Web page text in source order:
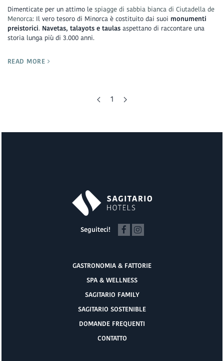
Dimenticate per un attimo le spiagge di sabbia bianca di Ciutadella de
Menorca: Il vero tesoro di Minorca è costituito dai suoi monumenti
preistorici. Navetas, talayots e taulas aspettano di raccontare una
storia lunga più di 3.000 anni.
READ MORE
1
Seguiteci!
GASTRONOMIA & FATTORIE
SPA & WELLNESS
SAGITARIO FAMILY
SAGITARIO SOSTENIBLE
DOMANDE FREQUENTI
CONTATTO